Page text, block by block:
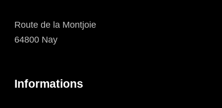
Route de la Montjoie
64800 Nay
Informations